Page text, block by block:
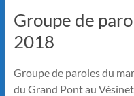
Groupe de
2018
Groupe de paroles du
du Grand Pont au Vésinet